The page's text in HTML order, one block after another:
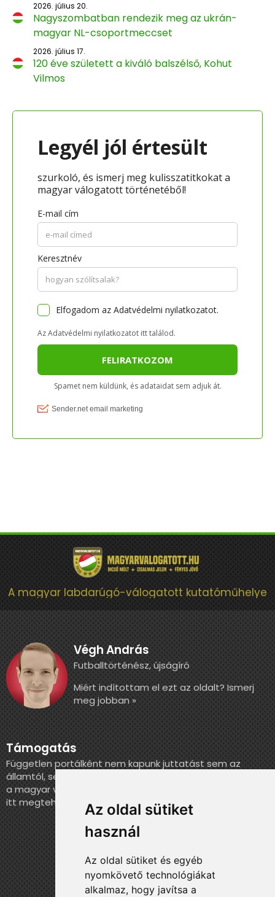
Az oldal sütiket
használ
Az oldal sütiket és egyéb
nyomkövető technológiákat
alkalmaz, hogy javítsa a
2026. július 20.
Nagyszombatban rendezik meg az ukrán-
magyar NL-csoportmeccset
2026. július 17.
120 éve született a kiváló balszélső, Kohut
Vilmos
A magyar labdarúgó-válogatott kutatóműhelye
Végh András
Futballtörténész, újságíró
Miért indítottam el ezt az oldalt? Ismerj
meg jobban »
Támogatás
Független portálként nem kapunk juttatást sem az
államtól, sem más szervezettől. Ha szeretnél segíteni
a magyar válogatott történelmének feldolgozásában,
itt megteheted.